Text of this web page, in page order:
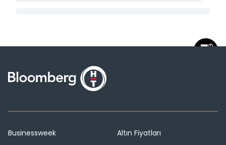
Businessweek
Altın Fiyatları